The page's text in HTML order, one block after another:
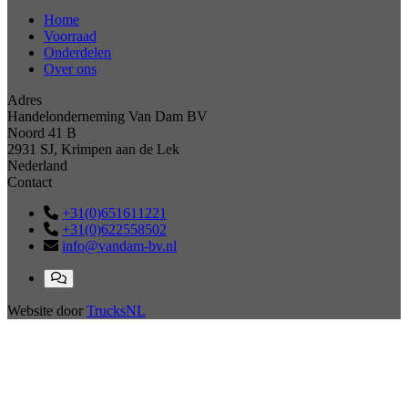
Home
Voorraad
Onderdelen
Over ons
Adres
Handelonderneming Van Dam BV
Noord 41 B
2931 SJ, Krimpen aan de Lek
Nederland
Contact
+31(0)651611221
+31(0)622558502
info@vandam-bv.nl
Website door TrucksNL